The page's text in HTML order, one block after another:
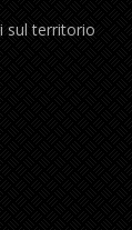
sul territorio